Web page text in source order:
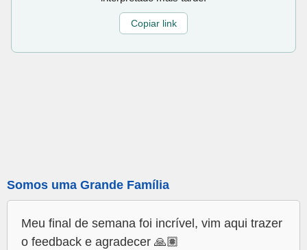
Copiar link
Somos uma Grande Família
Meu final de semana foi incrível, vim aqui trazer
o feedback e agradecer 🙏🏽